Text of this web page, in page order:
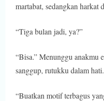
martabat, sedangkan harkat
“Tiga bulan jadi, ya?”
“Bisa.” Menunggu anakmu
sanggup, rutukku dalam hati.
“Buatkan motif terbagus